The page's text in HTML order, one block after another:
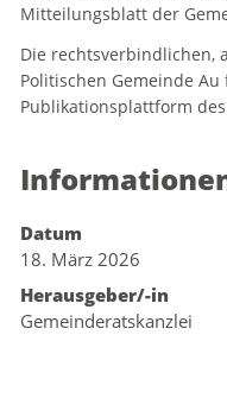
Mitteilungsblatt der
Die rechtsverbindlichen,
Politischen Gemeinde
Publikationsplattform
Datum
18. März 2026
Herausgeber/-in
Gemeinderatskanzlei